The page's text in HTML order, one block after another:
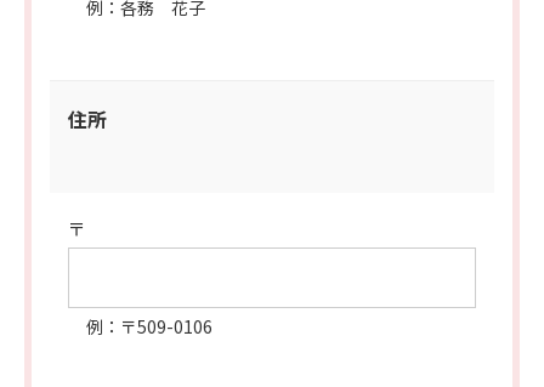
例：各務 花子
住所
〒
例：〒509-0106